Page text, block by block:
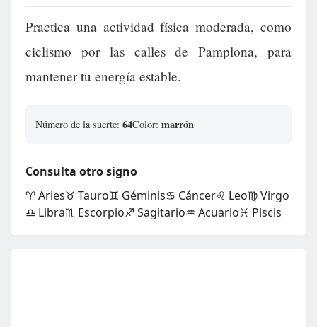
Practica una actividad física moderada, como
ciclismo por las calles de Pamplona, para
mantener tu energía estable.
Número de la suerte: 64Color: marrón
Consulta otro signo
♈ Aries♉ Tauro♊ Géminis♋ Cáncer♌ Leo♍ Virgo
♎ Libra♏ Escorpio♐ Sagitario♒ Acuario♓ Piscis